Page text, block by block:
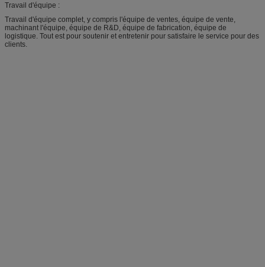
Travail d'équipe :
Travail d'équipe complet, y compris l'équipe de ventes, équipe de vente,
machinant l'équipe, équipe de R&D, équipe de fabrication, équipe de
logistique. Tout est pour soutenir et entretenir pour satisfaire le service pour des
clients.